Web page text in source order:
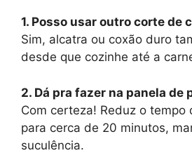
1. Posso usar outro corte de
Sim, alcatra ou coxão duro
desde que cozinhe até a
2. Dá pra fazer na panela de
Com certeza! Reduz o tempo
para cerca de 20 minutos,
suculência.